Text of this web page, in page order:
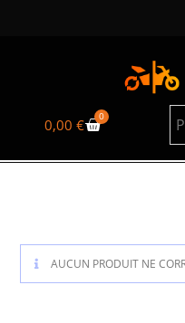
0,00€ 0
AUCUN PRODUIT NE